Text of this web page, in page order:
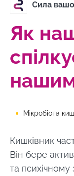
Сила
Як
Мікробіота
Кишківник
Він бере
та психічному